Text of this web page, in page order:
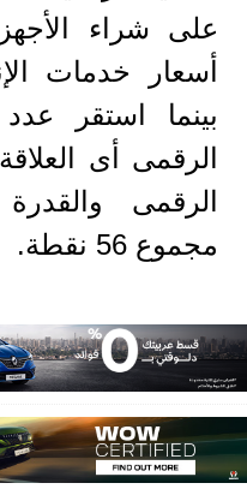
على شراء
بينما استقر
الرقمى أى
الرقمى
مجموع 56 نقطة.